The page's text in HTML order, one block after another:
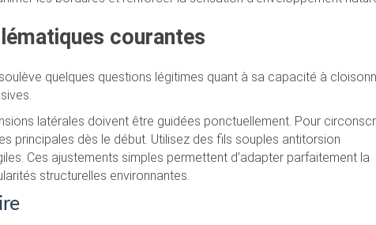
courantes
quelques questions légitimes quant à sa capacité à
latérales doivent être guidées ponctuellement. Pour
principales dès le début. Utilisez des fils souples antitorsion
Ces ajustements simples permettent d’adapter parfaitement la
structurelles environnantes.